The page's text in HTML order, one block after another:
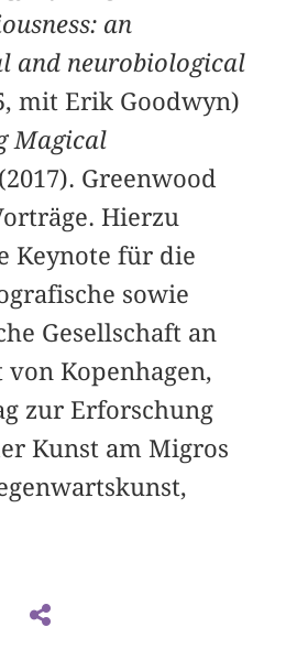
an
and neurobiological
mit Erik Goodwyn)
Magical
(2017). Greenwood
Hierzu
Keynote für die
sowie
Gesellschaft an
Kopenhagen,
zur Erforschung
Kunst am Migros